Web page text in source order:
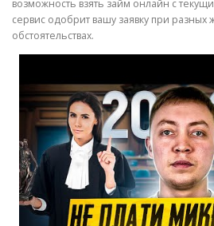
возможность взять займ онлайн с
сервис одобрит вашу заявку при разных
обстоятельствах.